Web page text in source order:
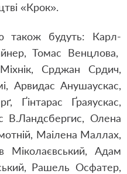
«Крок».
також будуть: Карл-
Томас Венцлова,
Срджан Срдич,
Арвидас Анушаускас,
Ґінтарас Ґраяускас,
В.Ландсбергис, Олена
Маілена Маллах,
Міколаєвський, Адам
Рашель Осфатер,